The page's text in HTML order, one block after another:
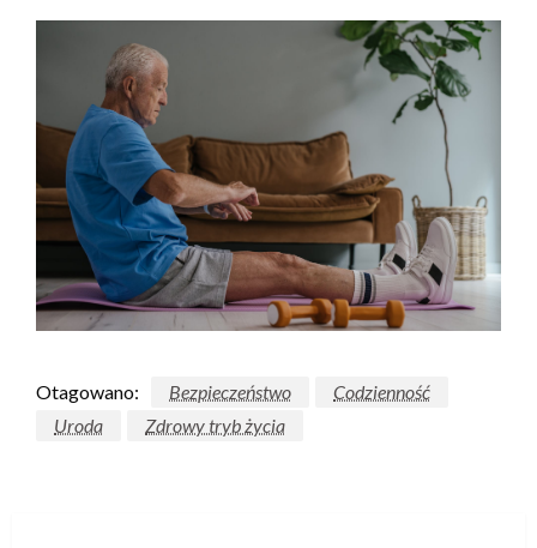
Otagowano: Bezpieczeństwo
Codzienność
Uroda
Zdrowy tryb życia